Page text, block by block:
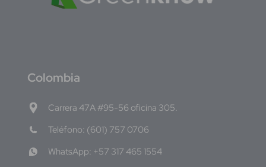
Colombia
Carrera 47A #95-56 oficina 305.
Teléfono: (601) 757 0706
WhatsApp: +57 317 465 1554